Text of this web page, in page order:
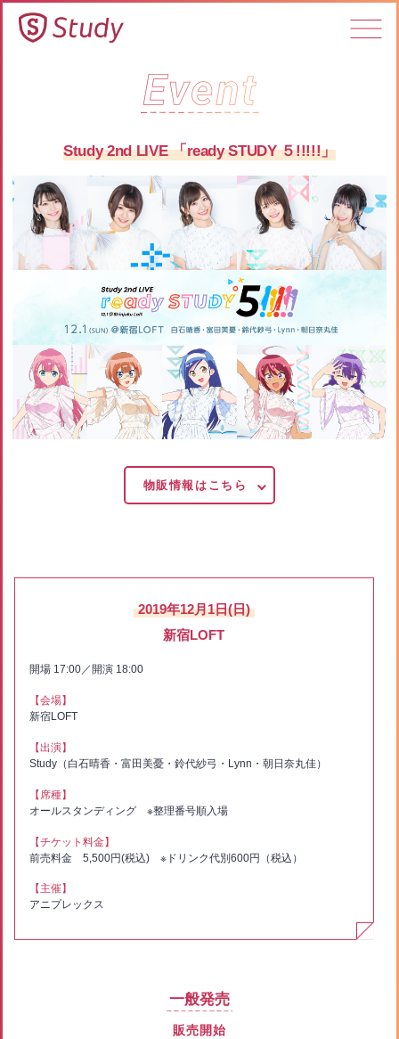
Study 2nd LIVE 「ready STUDY ５!!!!!」
物販情報はこちら
2019年12月1日(日)
新宿LOFT
開場 17:00／開演 18:00
【会場】
新宿LOFT
【出演】
Study（白石晴香・富田美憂・鈴代紗弓・Lynn・朝日奈丸佳）
【席種】
オールスタンディング ※整理番号順入場
【チケット料金】
前売料金 5,500円(税込) ※ドリンク代別600円（税込）
【主催】
アニプレックス
一般発売
販売開始